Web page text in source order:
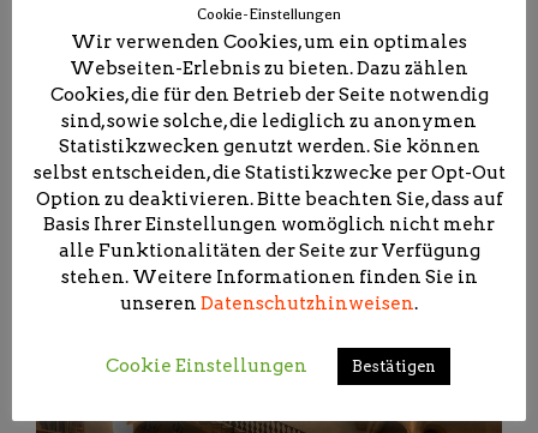
Bayern , Burg , Familienausflug
Sehenswürdigkeiten
Exklusive Sehenswürdigkeiten auf Mallorca
1. Dezember 2021
Leave a comment
Beliebte Regionen
Städtereisen
Cookie-Einstellungen
Wir verwenden Cookies, um ein optimales
Webseiten-Erlebnis zu bieten. Dazu zählen
Cookies, die für den Betrieb der Seite notwendig
sind, sowie solche, die lediglich zu anonymen
Statistikzwecken genutzt werden. Sie können
selbst entscheiden, die Statistikzwecke per Opt-Out
Option zu deaktivieren. Bitte beachten Sie, dass auf
Basis Ihrer Einstellungen womöglich nicht mehr
alle Funktionalitäten der Seite zur Verfügung
stehen. Weitere Informationen finden Sie in
unseren Datenschutzhinweisen.
Cookie Einstellungen Bestätigen